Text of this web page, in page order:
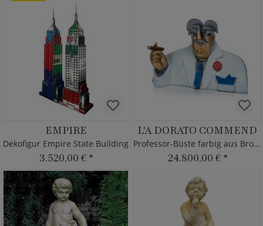
EMPIRE
Dekofigur Empire State Building
3.520,00 € *
L'A DORATO COMMEND
Professor-Büste farbig aus Bronze - limitiert
24.800,00 € *